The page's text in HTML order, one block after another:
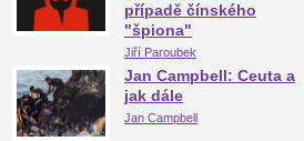
případě čínského
"špiona"
Jiří Paroubek
Jan Campbell: Ceuta a
jak dále
Jan Campbell